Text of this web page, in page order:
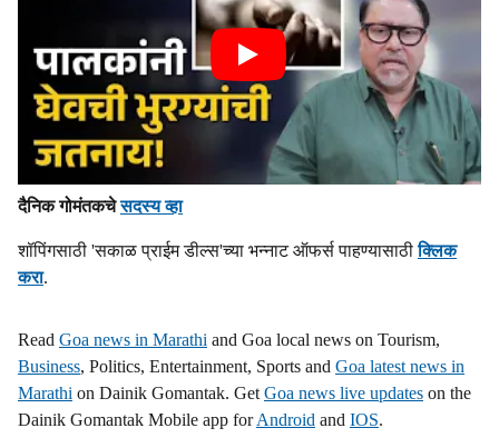
दैनिक गोमंतकचेसदस्य व्हा
शॉपिंगसाठी 'सकाळ प्राईम डील्स'च्या भन्नाट ऑफर्स पाहण्यासाठीक्लिक
करा.
Read Goa news in Marathi and Goa local news on Tourism,
Business, Politics, Entertainment, Sports and Goa latest news in
Marathi on Dainik Gomantak. Get Goa news live updates on the
Dainik Gomantak Mobile app forAndroid and IOS.